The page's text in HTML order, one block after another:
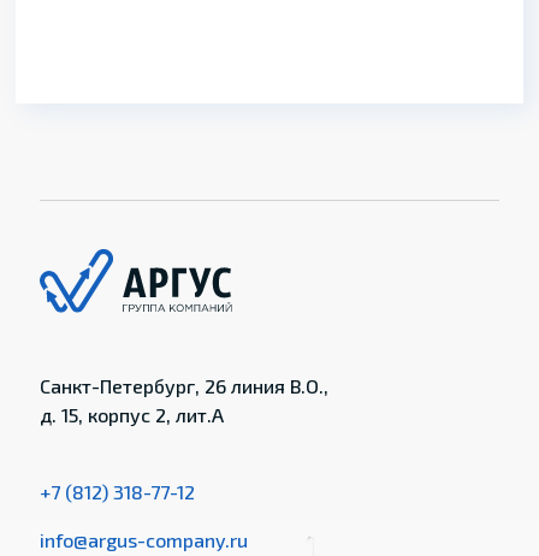
Санкт-Петербург, 26 линия В.О.,
д. 15, корпус 2, лит.А
+7 (812) 318-77-12
info@argus-company.ru